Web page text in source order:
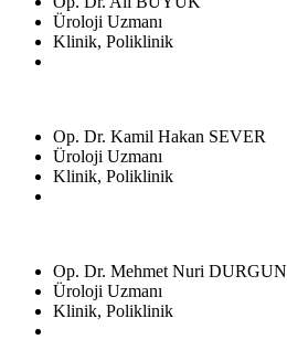
Üroloji Uzmanı
Klinik, Poliklinik
Op. Dr. Kamil Hakan SEVER
Üroloji Uzmanı
Klinik, Poliklinik
Op. Dr. Mehmet Nuri DURGUN
Üroloji Uzmanı
Klinik, Poliklinik